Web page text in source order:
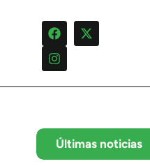
Últimas noticias
los públicosFerrolterra